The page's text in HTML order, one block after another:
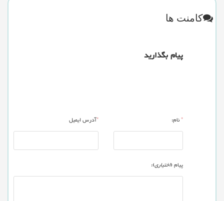
کامنت ها
پیام بگذارید
*نام: *آدرس ایمیل
پیام (اختیاری):